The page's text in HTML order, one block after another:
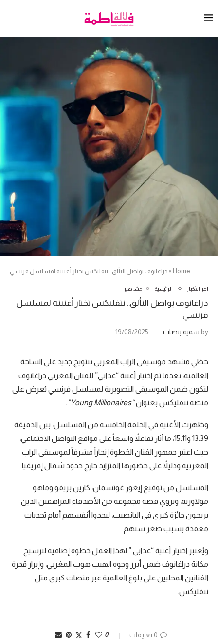
Home
» دراغانوف يواصل التألق.. نتفليكس تختار أغنيته لمسلسل فرنسي
آخر الأخبار الرئيسية مشاهير
دراغانوف يواصل التألق.. نتفليكس تختار أغنيته لمسلسل
فرنسي
by سمية بنصات 19/08/2025
حظي مشهد موسيقى الراب المغربي بتتويج جديد على الساحة
العالمية، بعدما تم اختيار أغنية “عذابي” للفنان المغربي دراغانوف
لتكون ضمن الموسيقى التصويرية لمسلسل فرنسي يُعرض على
منصة نتفليكس بعنوان“Young Millionaires”
.
وظهرت الأغنية في الحلقة الخامسة من المسلسل، بين الدقيقة
13:39 و15:11، ما أثار تفاعلاً واسعاً على مواقع التواصل الاجتماعي،
حيث اعتبر جمهور الفنان الخطوة إنجازاً مشرفاً لموسيقى الراب
المغربية ودليلاً على حضورها المتزايد خارج حدود شمال إفريقيا.
المسلسل من توقيع إيغور غوتسمان، كارين بريفو وماهو
مولاوريه، ويروي قصة مجموعة من الأصدقاء المراهقين الذين
يربحون جائزة كبرى في اليانصيب، ليجدوا أنفسهم أمام تحديات
معقدة بسبب صغر سنهم.
ويُعتبر اختيار أغنية “عذابي ” لهذا العمل خطوة إضافية لترسيخ
مكانة دراغانوف ضمن أبرز وجوه الهيب هوب المغربي، وإبراز قدرة
الفنانين المحليين على بلوغ العالمية عبر منصات كبرى مثل
نتفليكس.
0 تعليقات 0